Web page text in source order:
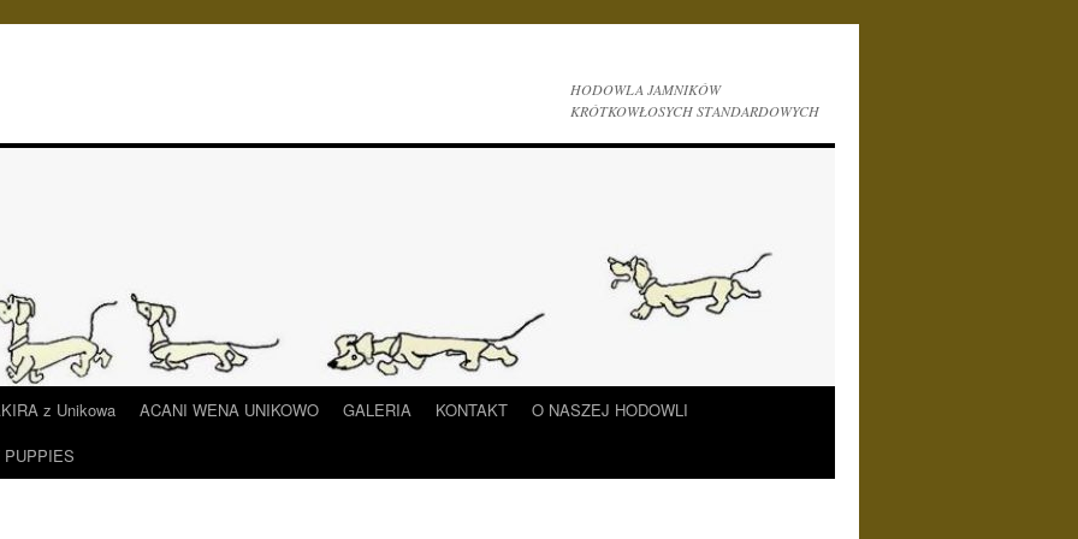
HODOWLA JAMNIKÓW
KRÓTKOWŁOSYCH STANDARDOWYCH
z Unikowa ACANI WENA UNIKOWO GALERIA KONTAKT
O NASZEJ HODOWLI